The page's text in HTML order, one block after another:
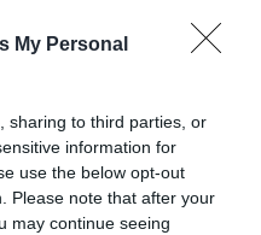
My Personal
sharing to third parties, or
information for
use the below opt-out
Please note that after your
may continue seeing
ThinkStation P3 Ultra SFF G2
Ultra 7 265K 32GB 1TB SSD
RTX A1000 8GB W11P 3Y OS
1 TB - TCG Opal Encryption,
- RTX A1000 - Gigabit
IEEE 802.11ax (Wi-Fi 6),
5.4, IEEE 802.11be (Wi-Fi 7) -
- monitor: brak - klawiatura:
- Europejska - Lenovo TopSeller
Lenovo Premier Support